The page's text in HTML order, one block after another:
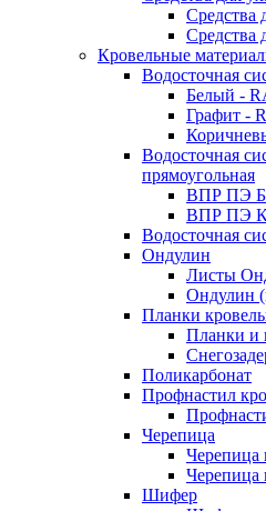
Средства
Средства
Кровельные
Водосточная
Белый -
Графит -
Водосточная
прямоугольная
ВПР ПЭ
ВПР ПЭ
Водосточная
Ондулин
Листы
Ондулин
Планки
Планки и
Поликарбонат
Профнастил
Черепица
Черепица
Черепица
Шифер